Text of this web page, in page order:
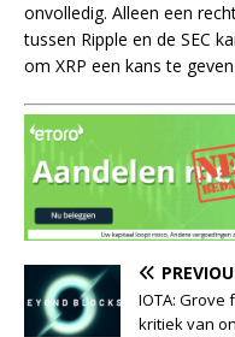
onvolledig. Alleen een
tussen Ripple en de SEC
om XRP een kans te
IOTA: Grove
kritiek van